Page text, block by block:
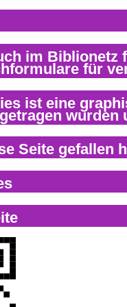
Seite gefallen